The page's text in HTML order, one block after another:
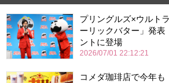
プリングルズ×ウルト
ーリックバター」発
ントに登場
2026/07/01 22:12:21
コメダ珈琲店で今年